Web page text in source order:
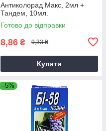
Антиколорад Макс, 2мл +
Тандем, 10мл.
Готово до відправки
8,86 ₴ 9,33 ₴
Купити
–5%